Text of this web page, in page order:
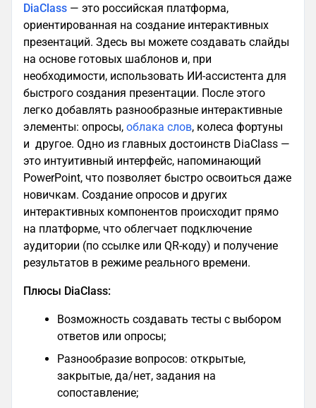
DiaClass — это российская платформа,
ориентированная на создание интерактивных
презентаций. Здесь вы можете создавать слайды
на основе готовых шаблонов и, при
необходимости, использовать ИИ-ассистента для
быстрого создания презентации. После этого
легко добавлять разнообразные интерактивные
элементы: опросы, облака слов, колеса фортуны
и другое. Одно из главных достоинств DiaClass —
это интуитивный интерфейс, напоминающий
PowerPoint, что позволяет быстро освоиться даже
новичкам. Создание опросов и других
интерактивных компонентов происходит прямо
на платформе, что облегчает подключение
аудитории (по ссылке или QR-коду) и получение
результатов в режиме реального времени.
Плюсы DiaClass:
Возможность создавать тесты с выбором
ответов или опросы;
Разнообразие вопросов: открытые,
закрытые, да/нет, задания на
сопоставление;